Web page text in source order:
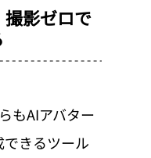
撮影ゼロで
もAIアバター
きるツール